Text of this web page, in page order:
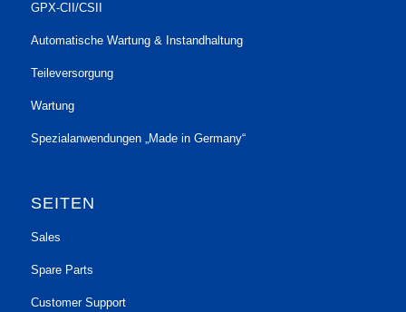
GPX-CII/CSII
Automatische Wartung & Instandhaltung
Teileversorgung
Wartung
Spezialanwendungen „Made in Germany“
SEITEN
Sales
Spare Parts
Customer Support